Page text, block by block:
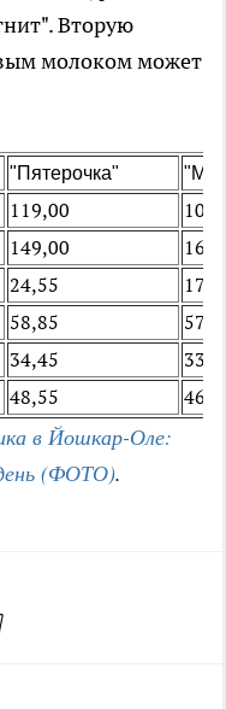
Вторую
молоком может
"Пятерочка"
119,00
149,00
24,55
58,85
34,45
48,55
в Йошкар-Оле:
(ФОТО).